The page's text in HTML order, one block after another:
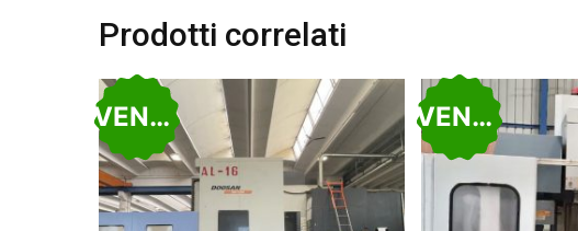
Prodotti correlati
VENDUTO VENDUTO